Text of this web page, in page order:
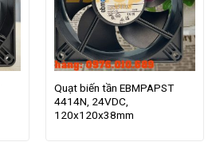
Quạt biến tần EBMPAPST
4414N, 24VDC,
120x120x38mm